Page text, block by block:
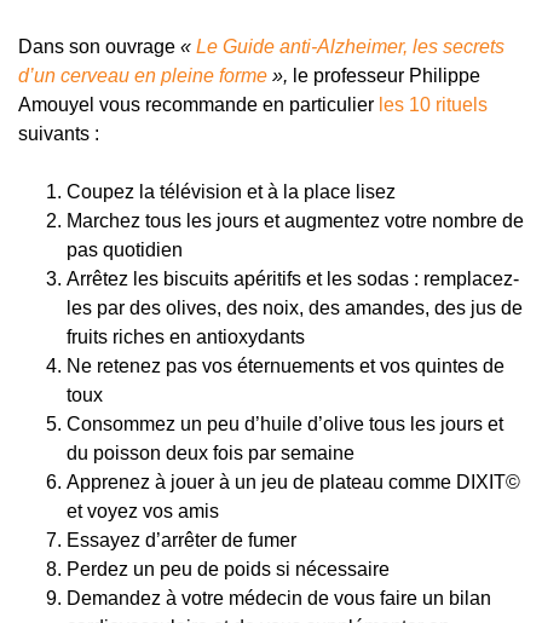
Dans son ouvrage « Le Guide anti-Alzheimer, les secrets
d’un cerveau en pleine forme », le professeur Philippe
Amouyel vous recommande en particulier les 10 rituels
suivants :
Coupez la télévision et à la place lisez
Marchez tous les jours et augmentez votre nombre de
pas quotidien
Arrêtez les biscuits apéritifs et les sodas : remplacez-
les par des olives, des noix, des amandes, des jus de
fruits riches en antioxydants
Ne retenez pas vos éternuements et vos quintes de
toux
Consommez un peu d’huile d’olive tous les jours et
du poisson deux fois par semaine
Apprenez à jouer à un jeu de plateau comme DIXIT©
et voyez vos amis
Essayez d’arrêter de fumer
Perdez un peu de poids si nécessaire
Demandez à votre médecin de vous faire un bilan